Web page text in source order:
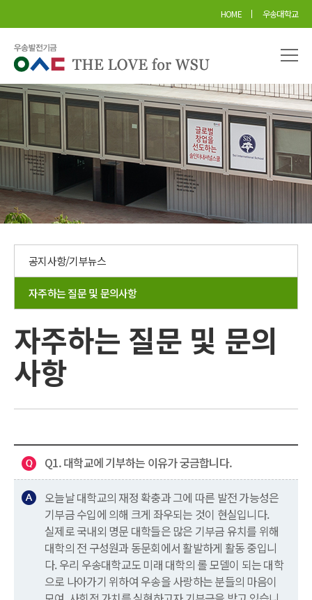
HOME 우송대학교
공지사항/기부뉴스
자주하는 질문 및 문의사항
자주하는 질문 및 문의
사항
Q1. 대학교에 기부하는 이유가 궁금합니다.
오늘날 대학교의 재정 확충과 그에 따른 발전 가능성은
기부금 수입에 의해 크게 좌우되는 것이 현실입니다.
실제로 국내외 명문 대학들은 많은 기부금 유치를 위해
대학의 전 구성원과 동문회에서 활발하게 활동 중입니
다. 우리 우송대학교도 미래 대학의 롤 모델이 되는 대학
으로 나아가기 위하여 우송을 사랑하는 분들의 마음이